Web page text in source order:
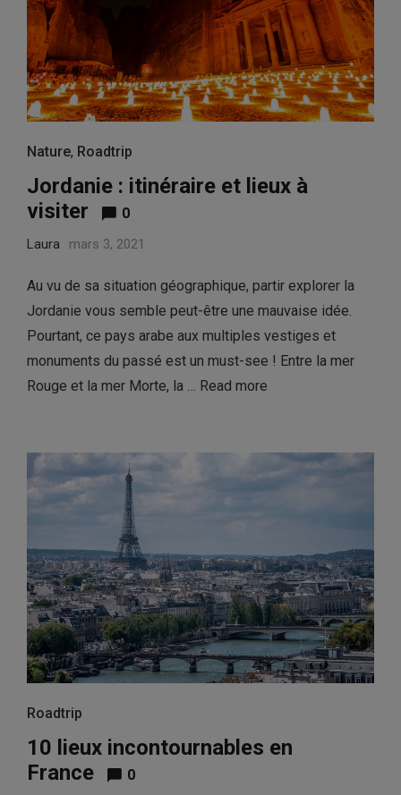
Nature, Roadtrip
Jordanie : itinéraire et lieux à
visiter
0
Laura mars 3, 2021
Au vu de sa situation géographique, partir explorer la
Jordanie vous semble peut-être une mauvaise idée.
Pourtant, ce pays arabe aux multiples vestiges et
monuments du passé est un must-see ! Entre la mer
Rouge et la mer Morte, la … Read more
Roadtrip
10 lieux incontournables en
France
0